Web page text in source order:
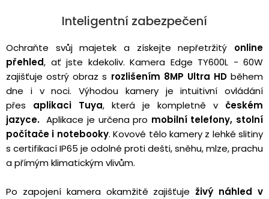
Redukce
Inteligentní zabezpečení
Ochraňte svůj majetek a získejte nepřetržitý online
přehled, ať jste kdekoliv. Kamera Edge TY600L - 60W
zajišťuje ostrý obraz s rozlišením 8MP Ultra HDběhem
dne i v noci. Výhodou kamery je intuitivní ovládání
přes aplikaci Tuya, která je kompletně v českém
jazyce.Aplikace je určena pro mobilní telefony, stolní
počítače i notebooky. Kovové tělo kamery z lehké slitiny
s certifikací IP65 je odolné proti dešti, sněhu, mlze, prachu
a přímým klimatickým vlivům.
Po zapojení kamera okamžitě zajišťuje živý náhled v